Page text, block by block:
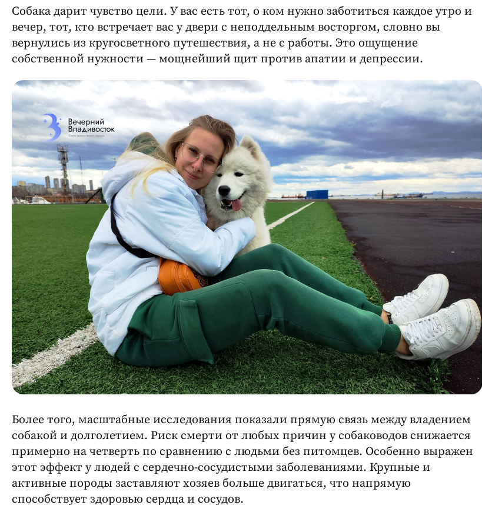
Собака дарит чувство цели. У вас есть тот, о ком нужно заботиться каждое утро и
вечер, тот, кто встречает вас у двери с неподдельным восторгом, словно вы
вернулись из кругосветного путешествия, а не с работы. Это ощущение
собственной нужности — мощнейший щит против апатии и депрессии.
Более того, масштабные исследования показали прямую связь между владением
собакой и долголетием. Риск смерти от любых причин у собаководов снижается
примерно на четверть по сравнению с людьми без питомцев. Особенно выражен
этот эффект у людей с сердечно-сосудистыми заболеваниями. Крупные и
активные породы заставляют хозяев больше двигаться, что напрямую
способствует здоровью сердца и сосудов.